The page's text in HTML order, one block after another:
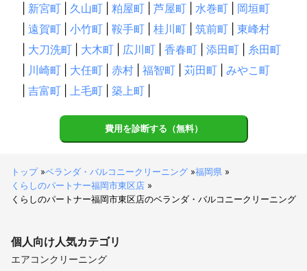
新宮町 久山町 粕屋町 芦屋町 水巻町
岡垣町
遠賀町 小竹町 鞍手町 桂川町 筑前町
東峰村
大刀洗町 大木町 広川町 香春町 添田町
糸田町
川崎町 大任町 赤村 福智町 苅田町
みやこ町
吉富町 上毛町 築上町
費用を診断する（無料）
トップ»ベランダ・バルコニークリーニング »福岡県 »
くらしのパートナー福岡市東区店 »
くらしのパートナー福岡市東区店のベランダ・バルコニークリーニング
個人向け人気カテゴリ
エアコンクリーニング